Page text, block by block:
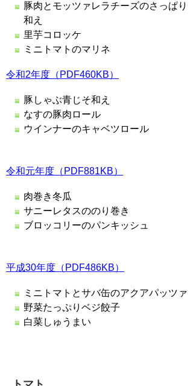
豚肉とモッツァレラチーズのさっぱり
和え
里芋コロッケ
ミニトマトのマリネ
令和2年度（PDF460KB）
豚しゃぶ青じそ和え
なすの豚肉ロール
ウインナーのキャベツロール
令和元年度（PDF881KB）
肉巻き冬瓜
サニーレタスののり巻き
ブロッコリーのパンキッシュ
平成30年度（PDF486KB）
ミニトマトとサバ缶のアクアパッツァ
野菜たっぷりベジ餃子
白菜しゅうまい